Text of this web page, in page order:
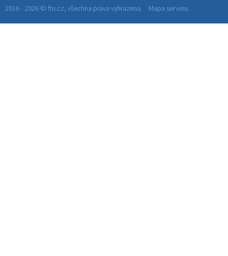
2016 - 2026 © ftn.cz, všechna práva vyhrazena. Mapa serveru.